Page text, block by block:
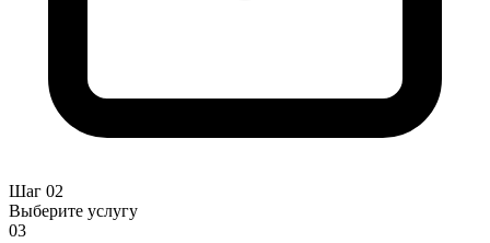
Шаг 02
Выберите услугу
03